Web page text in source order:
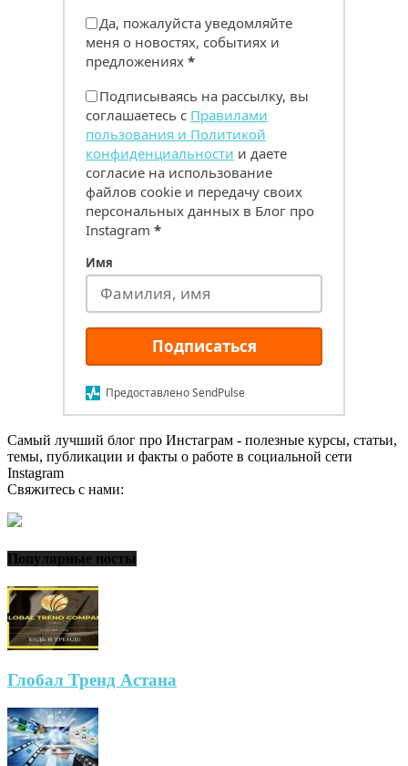
Да, пожалуйста уведомляйте
меня о новостях, событиях и
предложениях *
Подписываясь на рассылку, вы
соглашаетесь с Правилами
пользования и Политикой
конфиденциальности и даете
согласие на использование
файлов cookie и передачу своих
персональных данных в Блог про
Instagram *
Имя
Подписаться
Предоставлено SendPulse
Самый лучший блог про Инстаграм - полезные курсы, статьи,
темы, публикации и факты о работе в социальной сети
Instagram
Свяжитесь с нами:
Популярные посты
Глобал Тренд Астана